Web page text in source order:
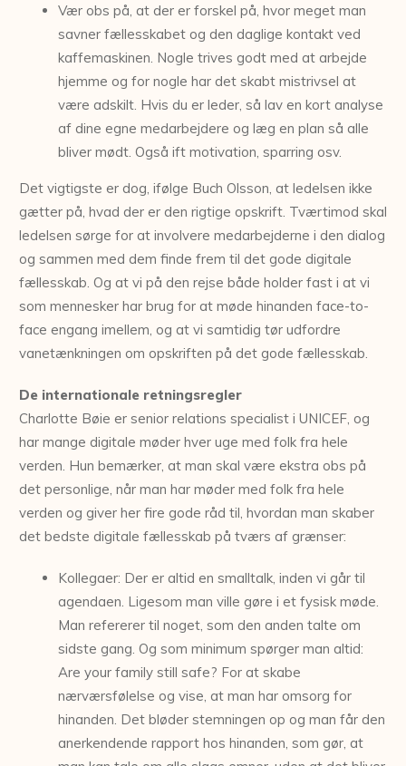
Vær obs på, at der er forskel på, hvor meget man
savner fællesskabet og den daglige kontakt ved
kaffemaskinen. Nogle trives godt med at arbejde
hjemme og for nogle har det skabt mistrivsel at
være adskilt. Hvis du er leder, så lav en kort analyse
af dine egne medarbejdere og læg en plan så alle
bliver mødt. Også ift motivation, sparring osv.
Det vigtigste er dog, ifølge Buch Olsson, at ledelsen ikke
gætter på, hvad der er den rigtige opskrift. Tværtimod skal
ledelsen sørge for at involvere medarbejderne i den dialog
og sammen med dem finde frem til det gode digitale
fællesskab. Og at vi på den rejse både holder fast i at vi
som mennesker har brug for at møde hinanden face-to-
face engang imellem, og at vi samtidig tør udfordre
vanetænkningen om opskriften på det gode fællesskab.
De internationale retningsregler
Charlotte Bøie er senior relations specialist i UNICEF, og
har mange digitale møder hver uge med folk fra hele
verden. Hun bemærker, at man skal være ekstra obs på
det personlige, når man har møder med folk fra hele
verden og giver her fire gode råd til, hvordan man skaber
det bedste digitale fællesskab på tværs af grænser:
Kollegaer: Der er altid en smalltalk, inden vi går til
agendaen. Ligesom man ville gøre i et fysisk møde.
Man refererer til noget, som den anden talte om
sidste gang. Og som minimum spørger man altid:
Are your family still safe? For at skabe
nærværsfølelse og vise, at man har omsorg for
hinanden. Det bløder stemningen op og man får den
anerkendende rapport hos hinanden, som gør, at